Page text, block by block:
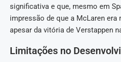
significativa e que, mesmo em
impressão de que a McLaren
apesar da vitória de Verstappen
Limitações no